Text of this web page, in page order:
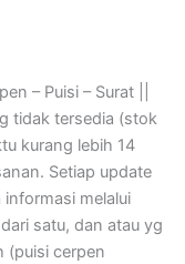
– Puisi – Surat ||
tidak tersedia (stok
kurang lebih 14
Setiap update
melalui
satu, dan atau yg
(puisi cerpen